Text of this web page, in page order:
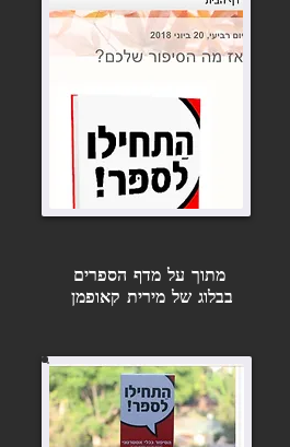
מתוך על מדף הספרים
בבלוג של מירית קאופמן